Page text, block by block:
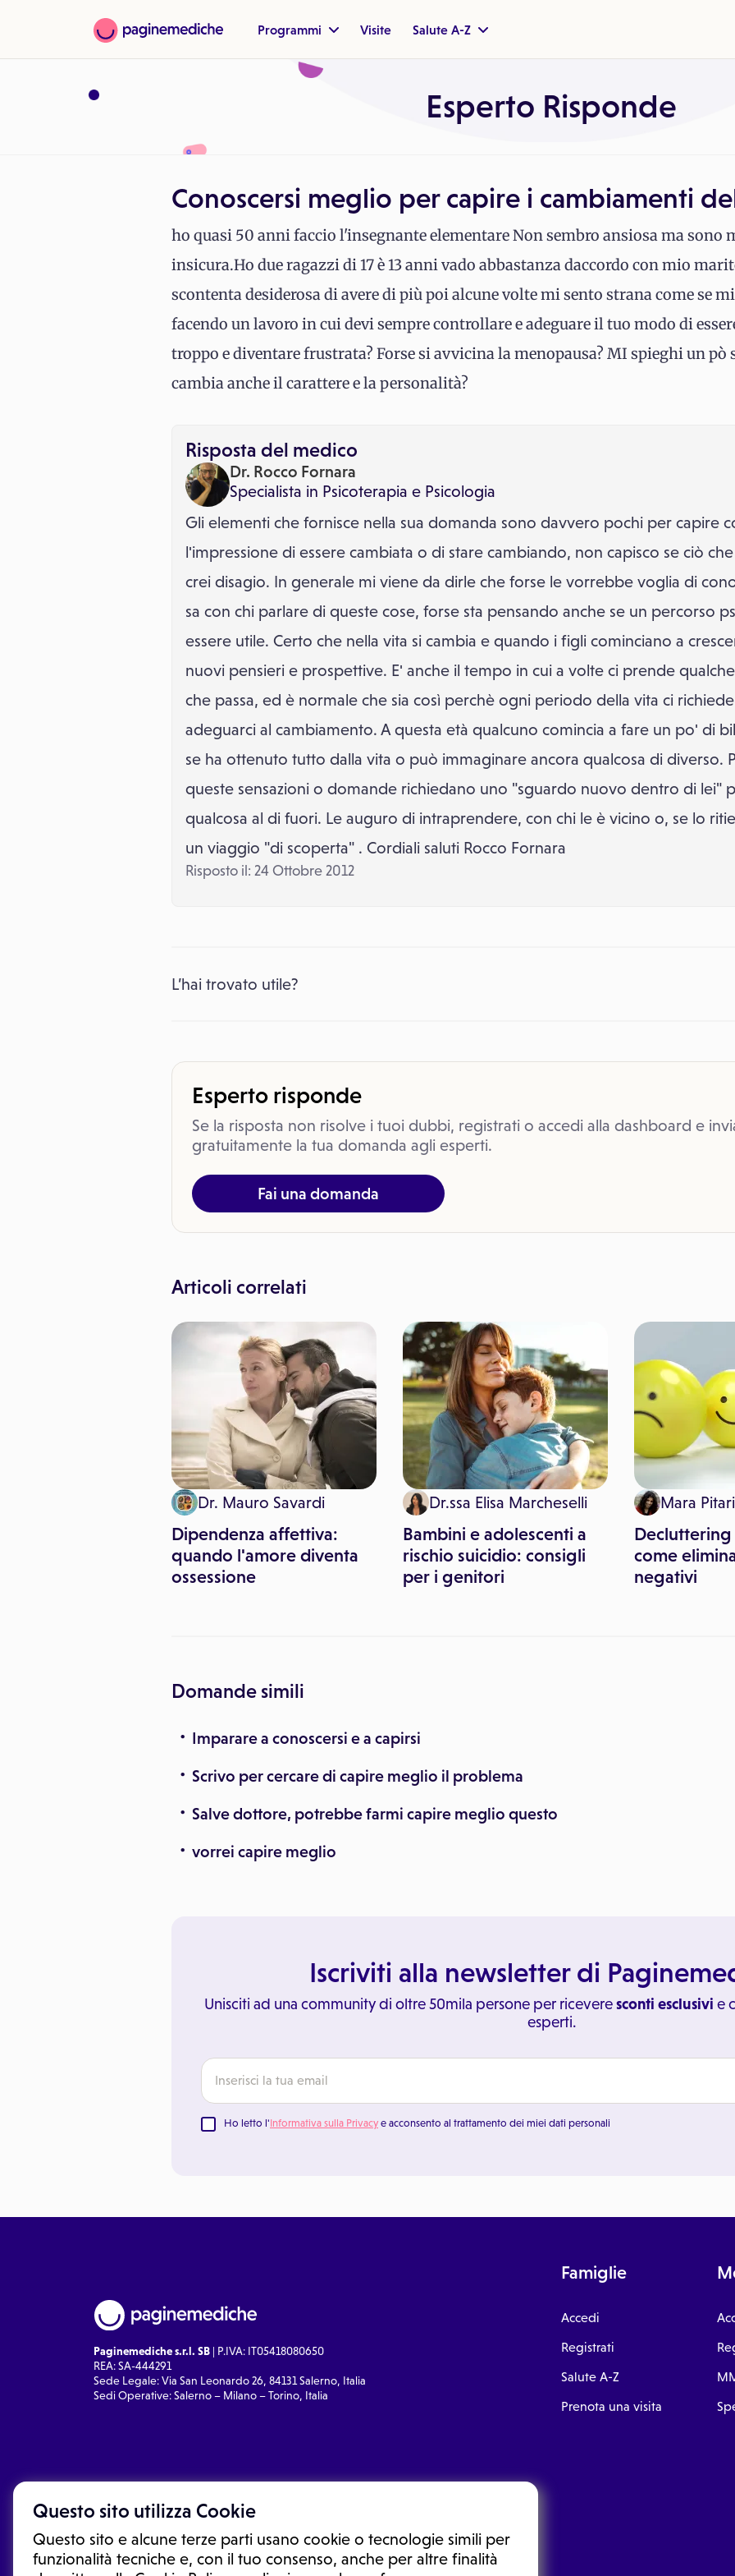
Questo sito utilizza Cookie
Questo sito e alcune terze parti usano cookie o tecnologie simili per
funzionalità tecniche e, con il tuo consenso, anche per altre finalità
Programmi Visite Salute A-Z
Esperto Risponde
Conoscersi meglio per capire i cambiamenti
ho quasi 50 anni faccio l'insegnante elementare Non sembro ansiosa ma sono
insicura.Ho due ragazzi di 17 è 13 anni vado abbastanza daccordo con mio
scontenta desiderosa di avere di più poi alcune volte mi sento strana come se
facendo un lavoro in cui devi sempre controllare e adeguare il tuo modo di
troppo e diventare frustrata? Forse si avvicina la menopausa? MI spieghi un pò
cambia anche il carattere e la personalità?
Risposta del medico
Dr. Rocco Fornara
Specialista in Psicoterapia e Psicologia
Gli elementi che fornisce nella sua domanda sono davvero pochi per capire
l'impressione di essere cambiata o di stare cambiando, non capisco se ciò
crei disagio. In generale mi viene da dirle che forse le vorrebbe voglia di
sa con chi parlare di queste cose, forse sta pensando anche se un percorso
essere utile. Certo che nella vita si cambia e quando i figli cominciano a
nuovi pensieri e prospettive. E' anche il tempo in cui a volte ci prende
che passa, ed è normale che sia così perchè ogni periodo della vita ci
adeguarci al cambiamento. A questa età qualcuno comincia a fare un po' di
se ha ottenuto tutto dalla vita o può immaginare ancora qualcosa di diverso.
queste sensazioni o domande richiedano uno "sguardo nuovo dentro di lei"
qualcosa al di fuori. Le auguro di intraprendere, con chi le è vicino o, se lo
un viaggio "di scoperta" . Cordiali saluti Rocco Fornara
Risposto il: 24 Ottobre 2012
L’hai trovato utile?
Esperto risponde
Se la risposta non risolve i tuoi dubbi, registrati o accedi alla dashboard e
gratuitamente la tua domanda agli esperti.
Fai una domanda
Articoli correlati
Dr. Mauro Savardi
Dipendenza affettiva:
quando l'amore diventa
ossessione
Dr.ssa Elisa Marcheselli
Bambini e adolescenti a
rischio suicidio: consigli
per i genitori
Mara Pitari
come
negativi
Domande simili
Imparare a conoscersi e a capirsi
Scrivo per cercare di capire meglio il problema
Salve dottore, potrebbe farmi capire meglio questo
vorrei capire meglio
Iscriviti alla newsletter di
Unisciti ad una community di oltre 50mila persone per riceveresconti esclusivi e
esperti.
Ho letto l'Informativa sulla Privacy e acconsento al trattamento dei miei dati personali
Paginemediche s.r.l. SB | P.IVA: IT05418080650
REA: SA-444291
Sede Legale: Via San Leonardo 26, 84131 Salerno, Italia
Sedi Operative: Salerno – Milano – Torino, Italia
Famiglie
Accedi
Registrati
Salute A-Z
Prenota una visita